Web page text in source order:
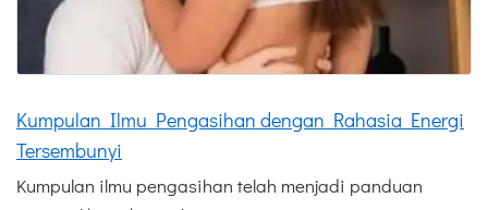
Kumpulan Ilmu Pengasihan dengan Rahasia Energi
Tersembunyi
Kumpulan ilmu pengasihan telah menjadi panduan